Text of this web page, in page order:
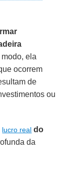
ela
ocorrem
de
ou
lucro real do
da